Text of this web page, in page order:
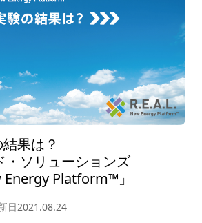
日2021.08.24
果は？
・ソリューションズ
Energy Platform™ 」